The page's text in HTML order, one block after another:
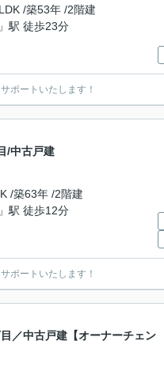
/築53年 /2階建
」駅 徒歩23分
ポートいたします！
/中古戸建
/築63年 /2階建
」駅 徒歩12分
ポートいたします！
／中古戸建【オーナーチェン